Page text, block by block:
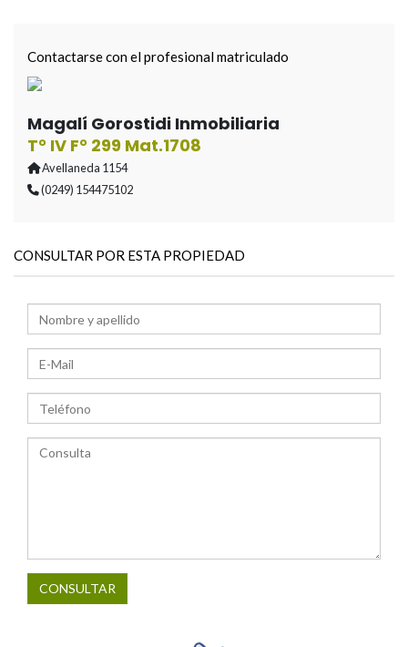
Contactarse con el profesional matriculado
Magalí Gorostidi Inmobiliaria
T° IV F° 299 Mat.1708
Avellaneda 1154
(0249) 154475102
CONSULTAR POR ESTA PROPIEDAD
CONSULTAR